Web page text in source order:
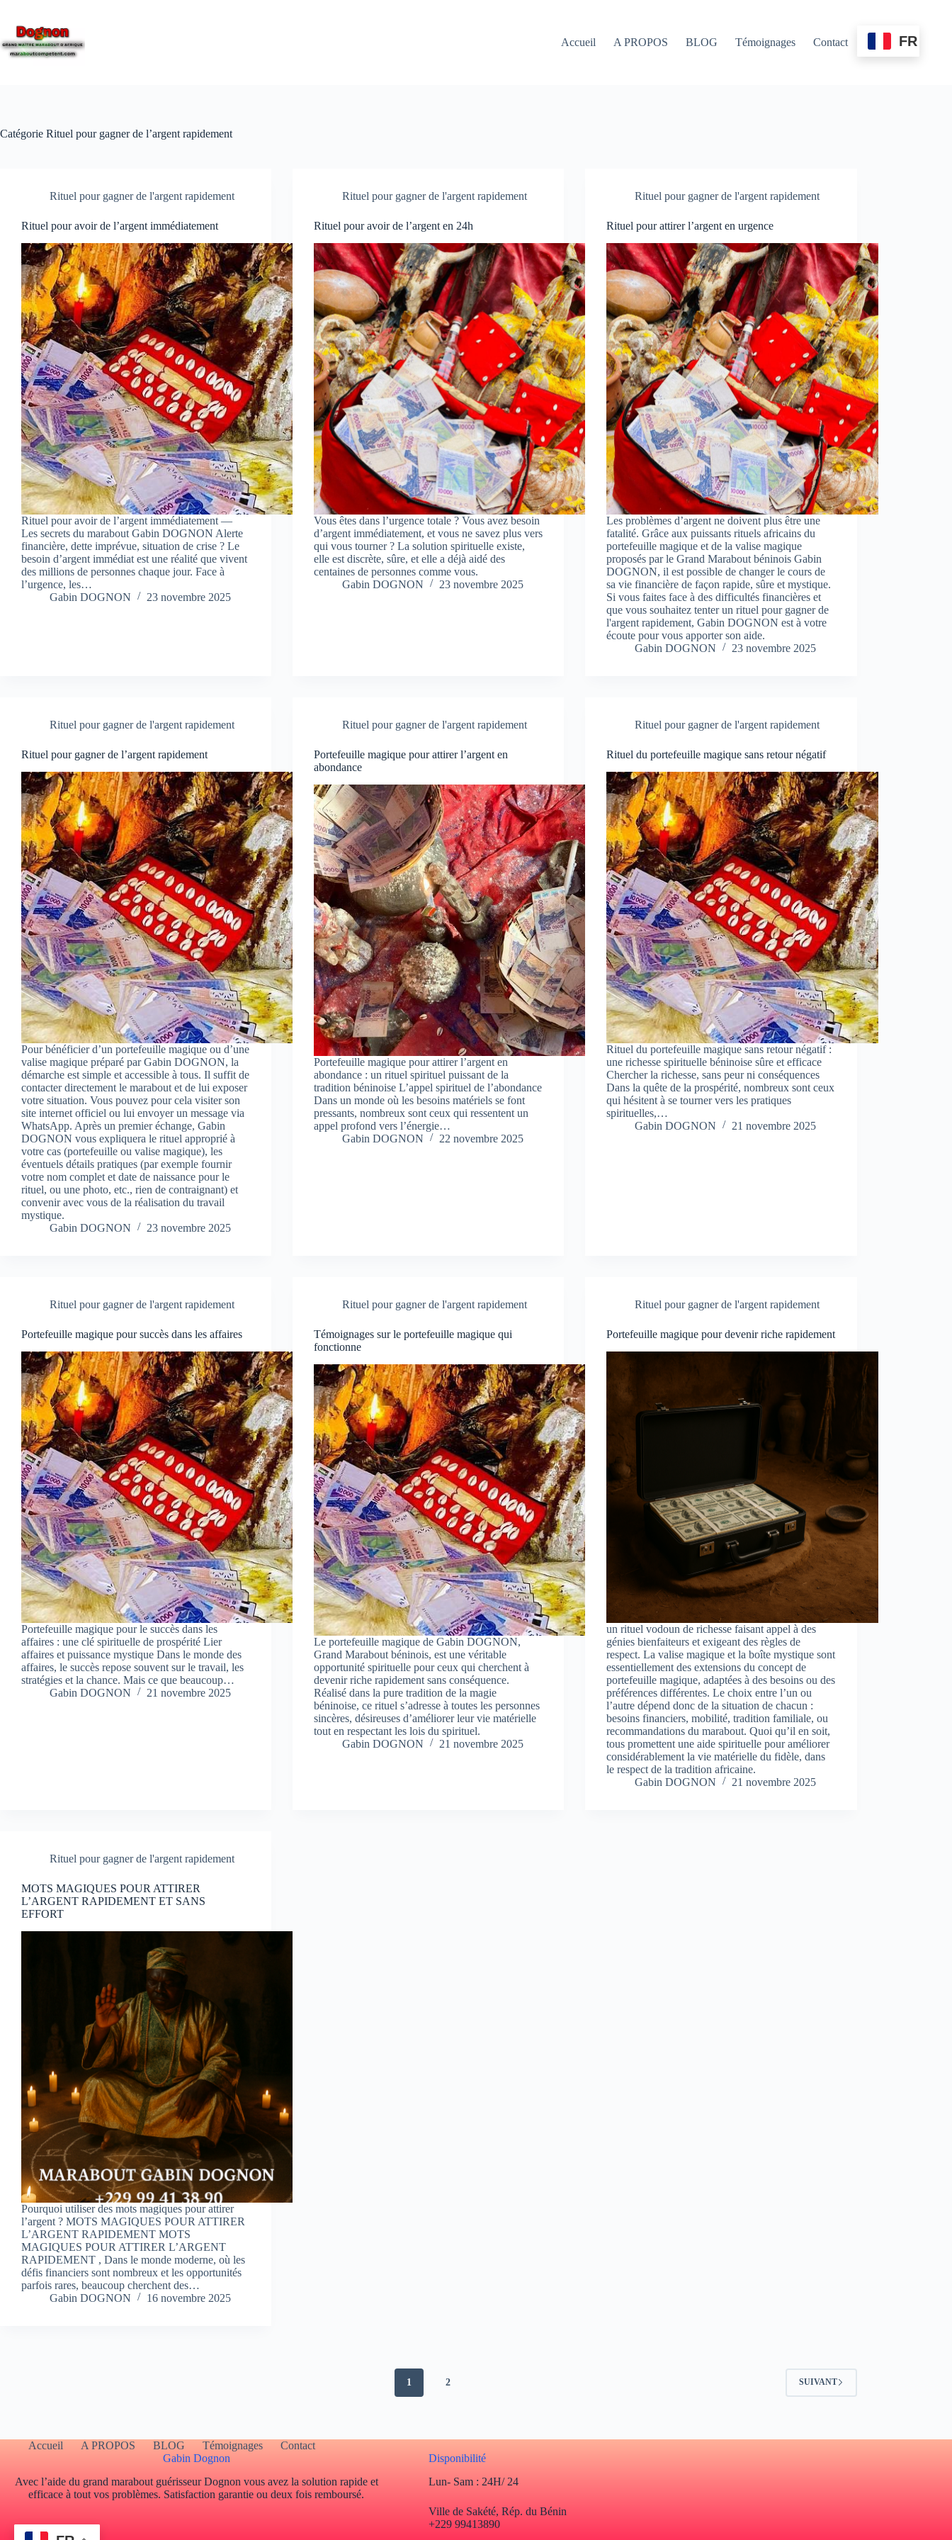
Accueil A PROPOS BLOG Témoignages Contact FR
Catégorie Rituel pour gagner de l’argent rapidement
Rituel pour gagner de l'argent rapidement
Rituel pour avoir de l’argent immédiatement
Rituel pour avoir de l’argent immédiatement —
Les secrets du marabout Gabin DOGNON Alerte
financière, dette imprévue, situation de crise ? Le
besoin d’argent immédiat est une réalité que vivent
des millions de personnes chaque jour. Face à
l’urgence, les…
Gabin DOGNON
23 novembre 2025
Rituel pour gagner de l'argent rapidement
Rituel pour avoir de l’argent en 24h
Vous êtes dans l’urgence totale ? Vous avez besoin
d’argent immédiatement, et vous ne savez plus vers
qui vous tourner ? La solution spirituelle existe,
elle est discrète, sûre, et elle a déjà aidé des
centaines de personnes comme vous.
Gabin DOGNON
23 novembre 2025
Rituel pour gagner de l'argent rapidement
Rituel pour attirer l’argent en urgence
Les problèmes d’argent ne doivent plus être une
fatalité. Grâce aux puissants rituels africains du
portefeuille magique et de la valise magique
proposés par le Grand Marabout béninois Gabin
DOGNON, il est possible de changer le cours de
sa vie financière de façon rapide, sûre et mystique.
Si vous faites face à des difficultés financières et
que vous souhaitez tenter un rituel pour gagner de
l'argent rapidement, Gabin DOGNON est à votre
écoute pour vous apporter son aide.
Gabin DOGNON
23 novembre 2025
Rituel pour gagner de l'argent rapidement
Rituel pour gagner de l’argent rapidement
Pour bénéficier d’un portefeuille magique ou d’une
valise magique préparé par Gabin DOGNON, la
démarche est simple et accessible à tous. Il suffit de
contacter directement le marabout et de lui exposer
votre situation. Vous pouvez pour cela visiter son
site internet officiel ou lui envoyer un message via
WhatsApp. Après un premier échange, Gabin
DOGNON vous expliquera le rituel approprié à
votre cas (portefeuille ou valise magique), les
éventuels détails pratiques (par exemple fournir
votre nom complet et date de naissance pour le
rituel, ou une photo, etc., rien de contraignant) et
convenir avec vous de la réalisation du travail
mystique.
Gabin DOGNON
23 novembre 2025
Rituel pour gagner de l'argent rapidement
Portefeuille magique pour attirer l’argent en
abondance
Portefeuille magique pour attirer l’argent en
abondance : un rituel spirituel puissant de la
tradition béninoise L’appel spirituel de l’abondance
Dans un monde où les besoins matériels se font
pressants, nombreux sont ceux qui ressentent un
appel profond vers l’énergie…
Gabin DOGNON
22 novembre 2025
Rituel pour gagner de l'argent rapidement
Rituel du portefeuille magique sans retour négatif
Rituel du portefeuille magique sans retour négatif :
une richesse spirituelle béninoise sûre et efficace
Chercher la richesse, sans peur ni conséquences
Dans la quête de la prospérité, nombreux sont ceux
qui hésitent à se tourner vers les pratiques
spirituelles,…
Gabin DOGNON
21 novembre 2025
Rituel pour gagner de l'argent rapidement
Portefeuille magique pour succès dans les affaires
Portefeuille magique pour le succès dans les
affaires : une clé spirituelle de prospérité Lier
affaires et puissance mystique Dans le monde des
affaires, le succès repose souvent sur le travail, les
stratégies et la chance. Mais ce que beaucoup…
Gabin DOGNON
21 novembre 2025
Rituel pour gagner de l'argent rapidement
Témoignages sur le portefeuille magique qui
fonctionne
Le portefeuille magique de Gabin DOGNON,
Grand Marabout béninois, est une véritable
opportunité spirituelle pour ceux qui cherchent à
devenir riche rapidement sans conséquence.
Réalisé dans la pure tradition de la magie
béninoise, ce rituel s’adresse à toutes les personnes
sincères, désireuses d’améliorer leur vie matérielle
tout en respectant les lois du spirituel.
Gabin DOGNON
21 novembre 2025
Rituel pour gagner de l'argent rapidement
Portefeuille magique pour devenir riche rapidement
un rituel vodoun de richesse faisant appel à des
génies bienfaiteurs et exigeant des règles de
respect. La valise magique et la boîte mystique sont
essentiellement des extensions du concept de
portefeuille magique, adaptées à des besoins ou des
préférences différentes. Le choix entre l’un ou
l’autre dépend donc de la situation de chacun :
besoins financiers, mobilité, tradition familiale, ou
recommandations du marabout. Quoi qu’il en soit,
tous promettent une aide spirituelle pour améliorer
considérablement la vie matérielle du fidèle, dans
le respect de la tradition africaine.
Gabin DOGNON
21 novembre 2025
Rituel pour gagner de l'argent rapidement
MOTS MAGIQUES POUR ATTIRER
L’ARGENT RAPIDEMENT ET SANS
EFFORT
Pourquoi utiliser des mots magiques pour attirer
l’argent ? MOTS MAGIQUES POUR ATTIRER
L’ARGENT RAPIDEMENT MOTS
MAGIQUES POUR ATTIRER L’ARGENT
RAPIDEMENT , Dans le monde moderne, où les
défis financiers sont nombreux et les opportunités
parfois rares, beaucoup cherchent des…
Gabin DOGNON
16 novembre 2025
1 2 SUIVANT
Accueil A PROPOS BLOG Témoignages
Contact
Gabin Dognon
Avec l’aide du grand marabout guérisseur Dognon vous avez la solution rapide et
efficace à tout vos problèmes. Satisfaction garantie ou deux fois remboursé.
Disponibilité
Lun- Sam : 24H/ 24
Ville de Sakété, Rép. du Bénin
+229 99413890